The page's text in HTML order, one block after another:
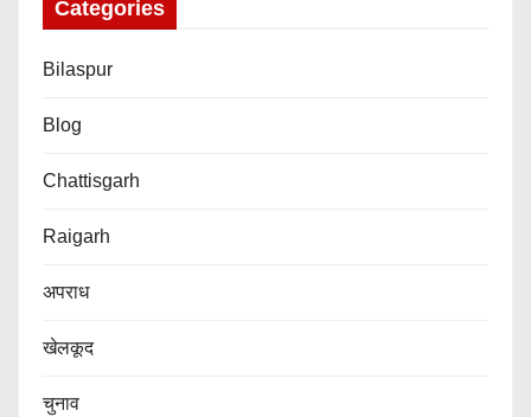
Categories
Bilaspur
Blog
Chattisgarh
Raigarh
अपराध
खेलकूद
चुनाव